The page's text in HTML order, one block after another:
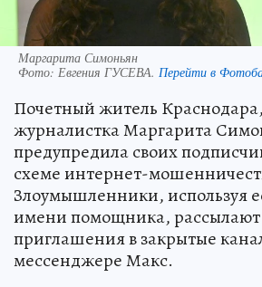
Маргарита Симоньян
Фото: Евгения ГУСЕВА. Перейти в
Почетный житель
журналистка Маргарита
предупредила своих
схеме интернет-
Злоумышленники, используя
имени помощника, рассылают
приглашения в закрытые
мессенджере Макс.